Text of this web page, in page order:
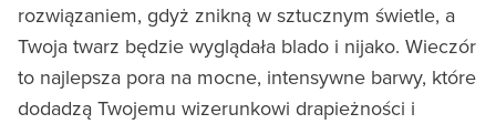
rozwiązaniem, gdyż znikną w sztucznym świetle, a
Twoja twarz będzie wyglądała blado i nijako. Wieczór
to najlepsza pora na mocne, intensywne barwy, które
dodadzą Twojemu wizerunkowi drapieżności i